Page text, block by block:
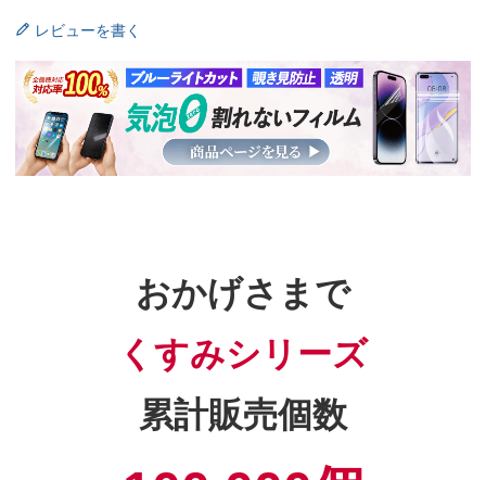
レビューを書く
おかげさまで
くすみシリーズ
累計販売個数